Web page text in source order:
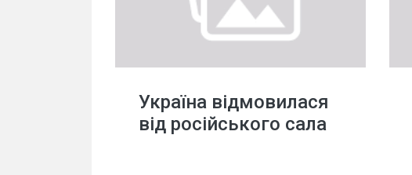
Україна відмовилася
від російського сала